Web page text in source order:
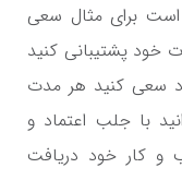
است برای مثال سعی
خود پشتیبانی کنید
سعی کنید هر مدت
با جلب اعتماد و
و کار خود دریافت